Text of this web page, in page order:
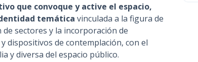
que convoque y active el espacio,
temática vinculada a la figura de
sectores y la incorporación de
dispositivos de contemplación, con el
y diversa del espacio público.